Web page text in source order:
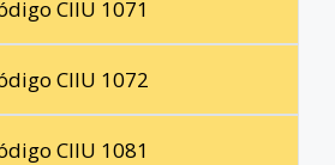
CIIU 1071
CIIU 1072
CIIU 1081